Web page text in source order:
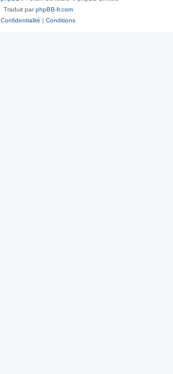
Traduit parphpBB-fr.com
Confidentialité | Conditions